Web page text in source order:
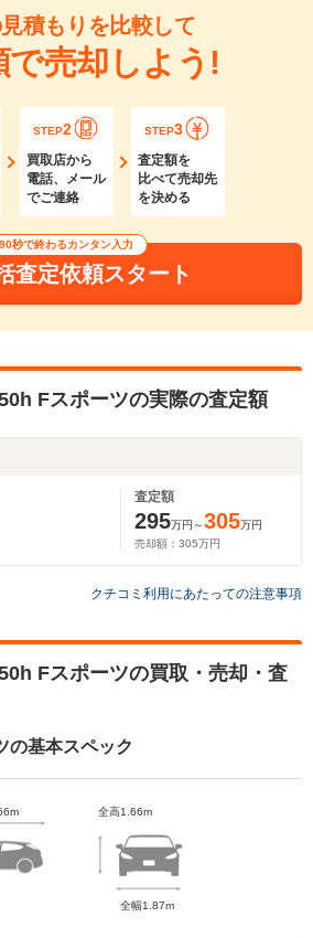
積もりを比較して
で売却しよう!
STEP2
買取店から
電話、メール
でご連絡
STEP3
査定額を
比べて売却先
を決める
90秒で終わるカンタン入力
査定依頼スタート
Fスポーツの実際の査定額
査定額
295万円～305万円
売却額： 305万円
クチコミ利用にあたっての注意事項
Fスポーツの買取・売却・査
の基本スペック
全高1.66m
全幅1.87m